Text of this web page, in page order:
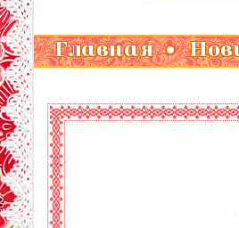
Главная